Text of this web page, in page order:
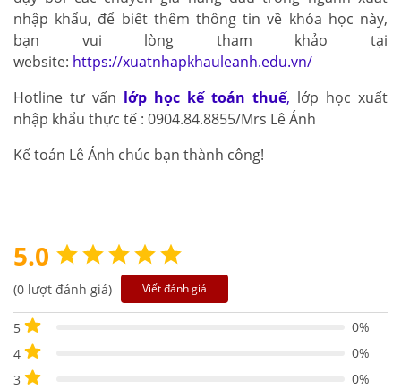
nhập khẩu, để biết thêm thông tin về khóa học này,
bạn vui lòng tham khảo tại
website: https://xuatnhapkhauleanh.edu.vn/
Hotline tư vấn lớp học kế toán thuế, lớp học xuất
nhập khẩu thực tế : 0904.84.8855/Mrs Lê Ánh
Kế toán Lê Ánh chúc bạn thành công!
5.0
(0 lượt đánh giá) Viết đánh giá
5
0%
4
0%
3
0%